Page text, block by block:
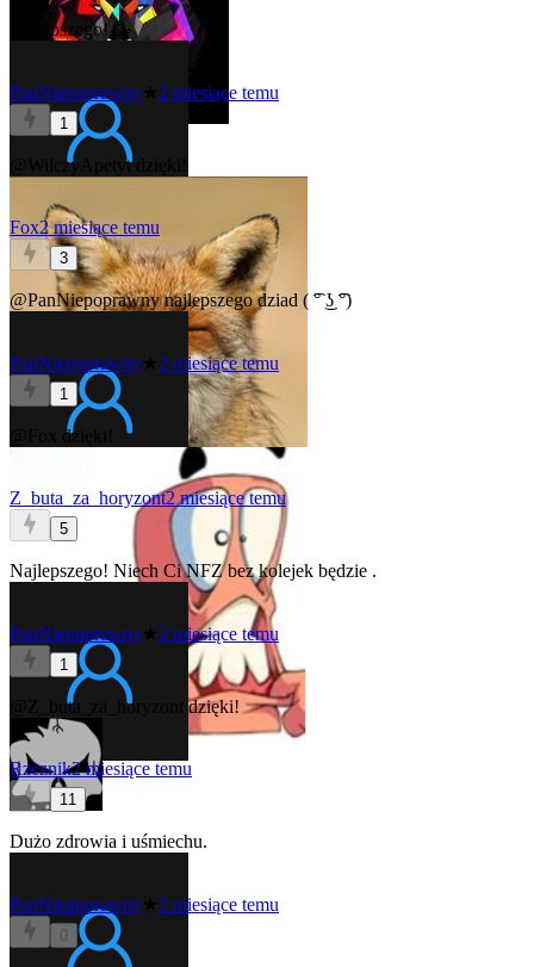
Najlepszego! 🥳
PanNiepoprawny 2 miesiące temu
1
@WilczyApetytdzięki!
Fox2 miesiące temu
3
@PanNiepoprawnynajlepszego dziad ( ͡° ͜ʖ ͡°)
PanNiepoprawny 2 miesiące temu
1
dzięki!
Z_buta_za_horyzont2 miesiące temu
5
Najlepszego! Niech Ci NFZ bez kolejek będzie .
PanNiepoprawny 2 miesiące temu
1
@Z_buta_za_horyzont dzięki!
Rzeznik2 miesiące temu
11
Dużo zdrowia i uśmiechu.
PanNiepoprawny 2 miesiące temu
0